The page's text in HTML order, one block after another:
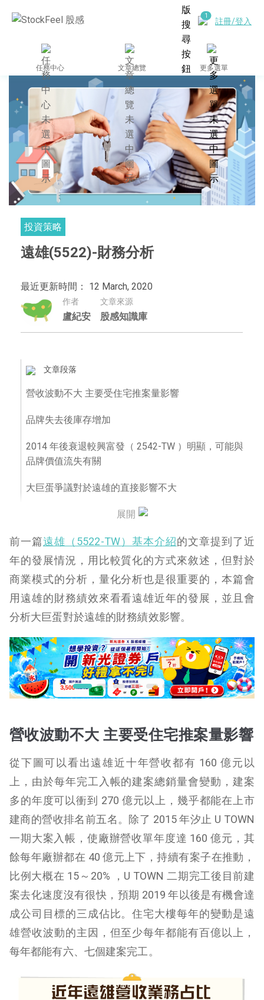
註冊/登入
任務中心 文章總覽 更多選單
投資策略
遠雄(5522)-財務分析
最近更新時間： 12 March, 2020
作者
盧紀安
文章來源
股感知識庫
文章段落
營收波動不大 主要受住宅推案量影響
品牌失去後庫存增加
2014 年後衰退較興富發（ 2542-TW ）明顯，可能與
品牌價值流失有關
大巨蛋爭議對於遠雄的直接影響不大
展開
前一篇遠雄（5522-TW）基本介紹的文章提到了近
年的發展情況，用比較質化的方式來敘述，但對於
商業模式的分析，量化分析也是很重要的，本篇會
用遠雄的財務績效來看看遠雄近年的發展，並且會
分析大巨蛋對於遠雄的財務績效影響。
營收波動不大 主要受住宅推案量影響
從下圖可以看出遠雄近十年營收都有 160 億元以
上，由於每年完工入帳的建案總銷量會變動，建案
多的年度可以衝到 270 億元以上，幾乎都能在上市
建商的營收排名前五名。除了 2015 年汐止 U TOWN
一期大案入帳，使廠辦營收單年度達 160 億元，其
餘每年廠辦都在 40 億元上下，持續有案子在推動，
比例大概在 15～20% ，U TOWN 二期完工後目前建
案去化速度沒有很快，預期 2019 年以後是有機會達
成公司目標的三成佔比。住宅大樓每年的變動是遠
雄營收波動的主因，但至少每年都能有百億以上，
每年都能有六、七個建案完工。